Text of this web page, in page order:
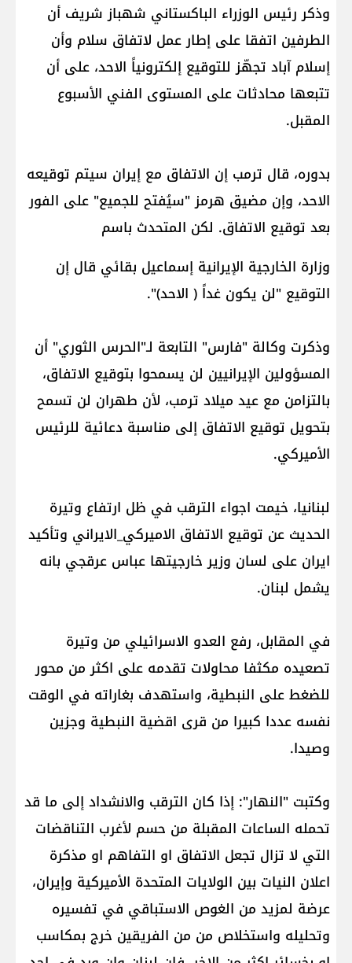
وذكر رئيس الوزراء الباكستاني شهباز شريف أن
الطرفين اتفقا على إطار عمل لاتفاق سلام وأن
إسلام آباد تجهّز للتوقيع إلكترونياً الاحد، على أن
تتبعها محادثات على المستوى الفني الأسبوع
المقبل.
بدوره، قال ترمب إن الاتفاق مع إيران سيتم توقيعه
الاحد، وإن مضيق هرمز "سيُفتح للجميع" على الفور
بعد توقيع الاتفاق. لكن المتحدث باسم
وزارة الخارجية الإيرانية إسماعيل بقائي قال إن
التوقيع "لن يكون غداً ( الاحد)".
وذكرت وكالة "فارس" التابعة لـ"الحرس الثوري" أن
المسؤولين الإيرانيين لن يسمحوا بتوقيع الاتفاق،
بالتزامن مع عيد ميلاد ترمب، لأن طهران لن تسمح
بتحويل توقيع الاتفاق إلى مناسبة دعائية للرئيس
الأميركي.
لبنانيا، خيمت اجواء الترقب في ظل ارتفاع وتيرة
الحديث عن توقيع الاتفاق الاميركي_الايراني وتأكيد
ايران على لسان وزير خارجيتها عباس عرقجي بانه
يشمل لبنان.
في المقابل، رفع العدو الاسرائيلي من وتيرة
تصعيده مكثفا محاولات تقدمه على اكثر من محور
للضغط على النبطية، واستهدف بغاراته في الوقت
نفسه عددا كبيرا من قرى اقضية النبطية وجزين
وصيدا.
وكتبت "النهار": إذا كان الترقب والانشداد إلى ما قد
تحمله الساعات المقبلة من حسم لأغرب التناقضات
التي لا تزال تجعل الاتفاق او التفاهم او مذكرة
اعلان النيات بين الولايات المتحدة الأميركية وإيران،
عرضة لمزيد من الغوص الاستباقي في تفسيره
وتحليله واستخلاص من من الفريقين خرج بمكاسب